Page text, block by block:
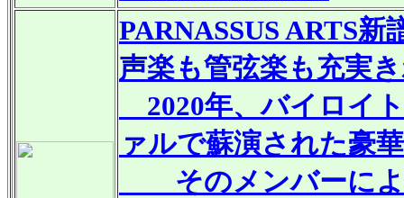
PARNASSUS ARTS新
声楽も管弦楽も充実
2020年、バイロイ
ァルで蘇演された豪
そのメンバーによ